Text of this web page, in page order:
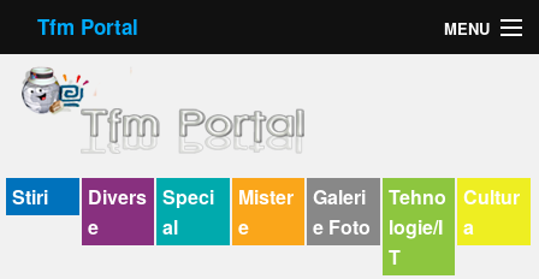
Tfm Portal MENU
Forum
Felicitari animate
Virtual Cards
Stiri
Divers
e
Speci
al
Mister
e
Galeri
e Foto
Tehno
logie/I
T
Cultur
a